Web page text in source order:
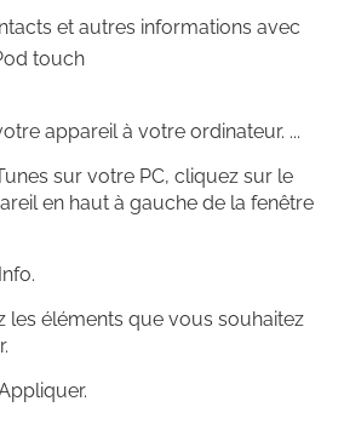
et autres informations avec
touch
appareil à votre ordinateur. ...
sur votre PC, cliquez sur le
en haut à gauche de la fenêtre
les éléments que vous souhaitez